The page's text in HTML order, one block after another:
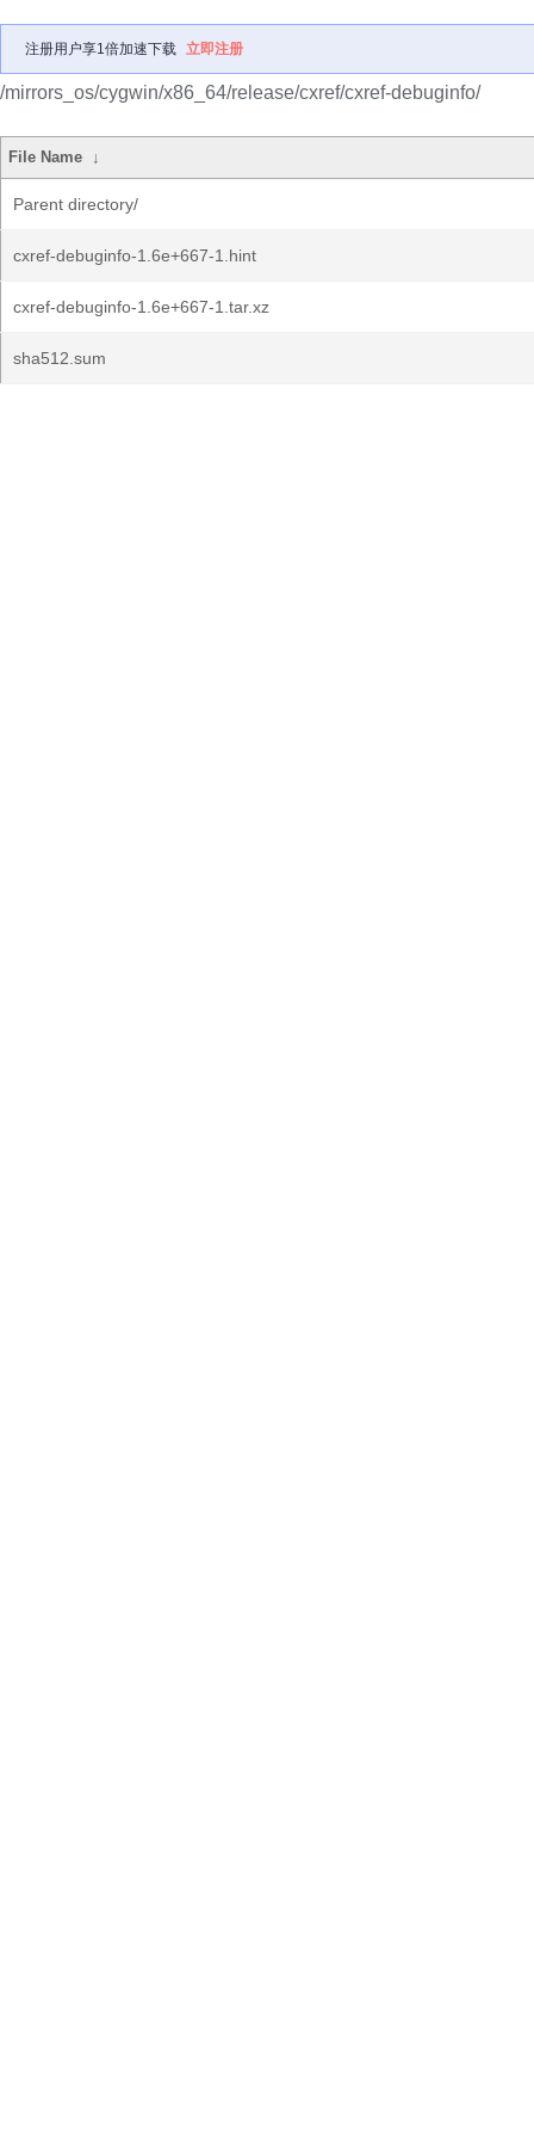
注册用户享1倍加速下载 立即注册
/mirrors_os/cygwin/x86_64/release/cxref/cxref-debuginfo/
File Name ↓
Parent directory/
cxref-debuginfo-1.6e+667-1.hint
cxref-debuginfo-1.6e+667-1.tar.xz
sha512.sum